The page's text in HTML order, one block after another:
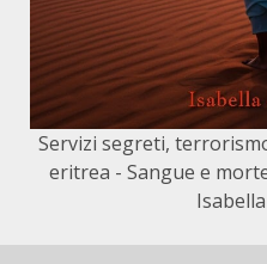
Servizi segreti,
eritrea - Sangue e